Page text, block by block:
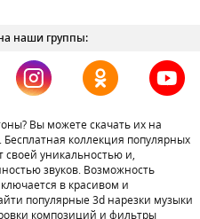
наши группы:
Вы можете скачать их на
коллекция популярных
своей уникальностью и,
звуков. Возможность
в красивом и
популярные 3d нарезки музыки
композиций и фильтры